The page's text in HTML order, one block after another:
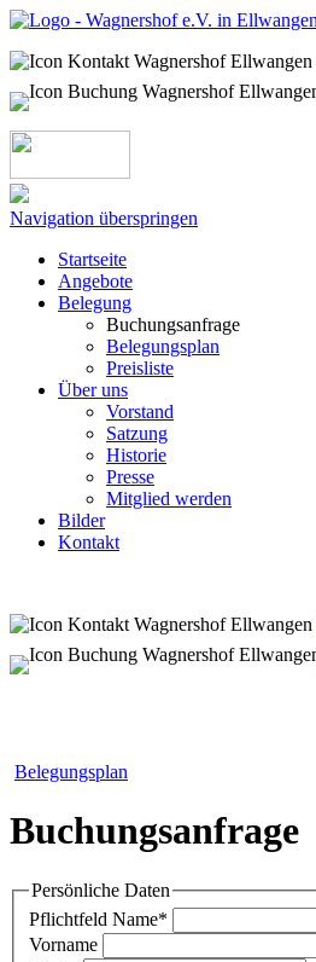
Navigation überspringen
Startseite
Angebote
Belegung
Buchungsanfrage
Belegungsplan
Preisliste
Über uns
Vorstand
Satzung
Historie
Presse
Mitglied werden
Bilder
Kontakt
Belegungsplan
Buchungsanfrage
Persönliche Daten
Pflichtfeld Name*
Vorname